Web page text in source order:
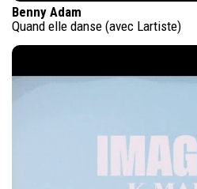
Benny Adam
Quand elle danse (avec Lartiste)